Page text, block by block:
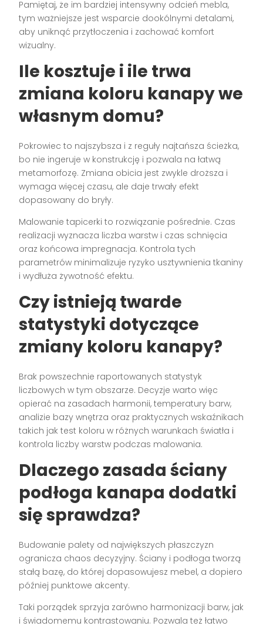
Pamiętaj, że im bardziej intensywny odcień mebla,
tym ważniejsze jest wsparcie dookólnymi detalami,
aby uniknąć przytłoczenia i zachować komfort
wizualny.
Ile kosztuje i ile trwa
zmiana koloru kanapy we
własnym domu?
Pokrowiec to najszybsza i z reguły najtańsza ścieżka,
bo nie ingeruje w konstrukcję i pozwala na łatwą
metamorfozę. Zmiana obicia jest zwykle droższa i
wymaga więcej czasu, ale daje trwały efekt
dopasowany do bryły.
Malowanie tapicerki to rozwiązanie pośrednie. Czas
realizacji wyznacza liczba warstw i czas schnięcia
oraz końcowa impregnacja. Kontrola tych
parametrów minimalizuje ryzyko usztywnienia tkaniny
i wydłuża żywotność efektu.
Czy istnieją twarde
statystyki dotyczące
zmiany koloru kanapy?
Brak powszechnie raportowanych statystyk
liczbowych w tym obszarze. Decyzje warto więc
opierać na zasadach harmonii, temperatury barw,
analizie bazy wnętrza oraz praktycznych wskaźnikach
takich jak test koloru w różnych warunkach światła i
kontrola liczby warstw podczas malowania.
Dlaczego zasada ściany
podłoga kanapa dodatki
się sprawdza?
Budowanie palety od największych płaszczyzn
ogranicza chaos decyzyjny. Ściany i podłoga tworzą
stałą bazę, do której dopasowujesz mebel, a dopiero
później punktowe akcenty.
Taki porządek sprzyja zarówno harmonizacji barw, jak
i świadomemu kontrastowaniu. Pozwala też łatwo